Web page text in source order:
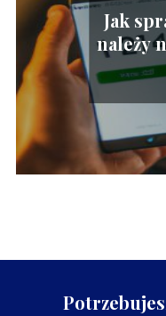
Jak
należy